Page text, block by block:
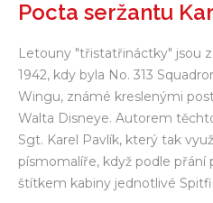
Pocta seržantu
Letouny "třistatřináctky" jsou
1942, kdy byla No. 313
Wingu, známé kreslenými
Walta Disneye. Autorem
Sgt. Karel Pavlík, který tak
písmomalíře, když podle přání
štítkem kabiny jednotlivé